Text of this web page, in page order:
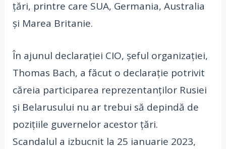
țări, printre care SUA, Germania, Australia
și Marea Britanie.
În ajunul declarației CIO, șeful organizației,
Thomas Bach, a făcut o declarație potrivit
căreia participarea reprezentanților Rusiei
și Belarusului nu ar trebui să depindă de
pozițiile guvernelor acestor țări.
Scandalul a izbucnit la 25 ianuarie 2023,